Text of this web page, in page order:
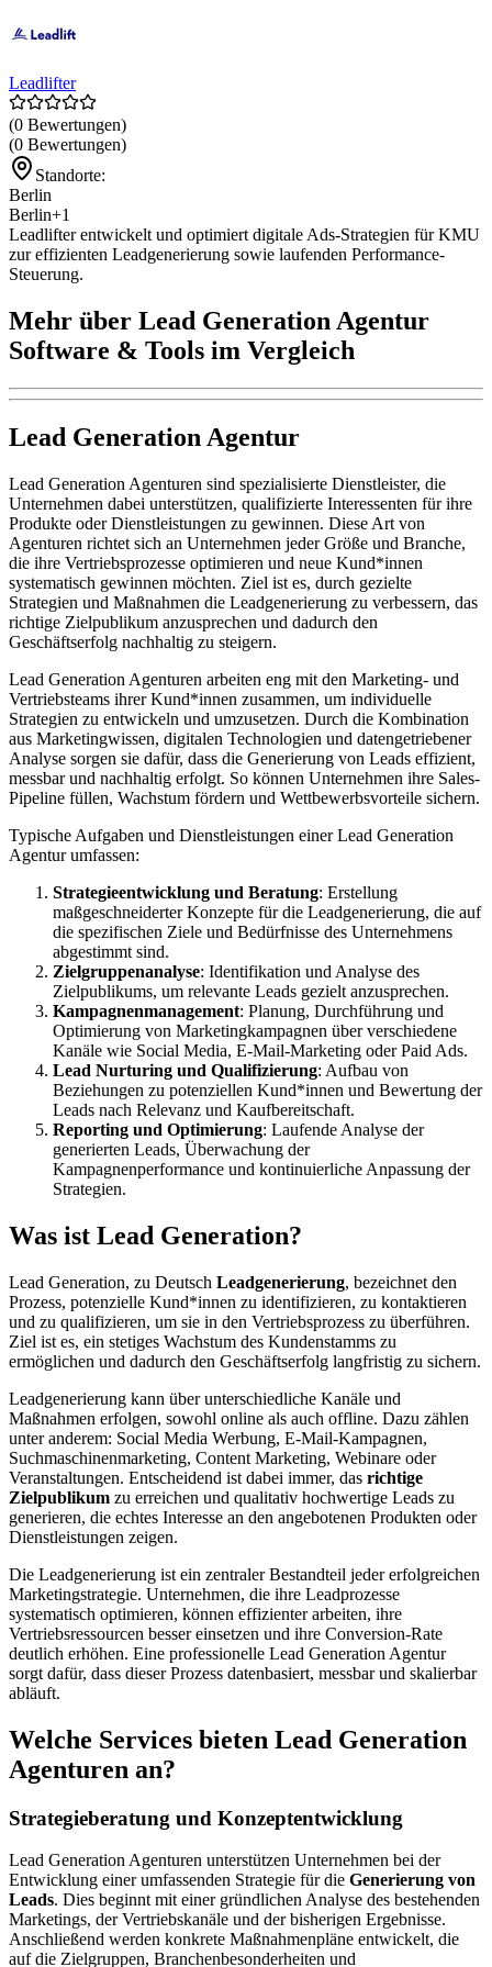
Leadlifter
(0 Bewertungen)
(0 Bewertungen)
Standorte:
Berlin
Berlin+1
Leadlifter entwickelt und optimiert digitale Ads-Strategien für KMU
zur effizienten Leadgenerierung sowie laufenden Performance-
Steuerung.
Mehr über Lead Generation Agentur
Software & Tools im Vergleich
Lead Generation Agentur
Lead Generation Agenturen sind spezialisierte Dienstleister, die
Unternehmen dabei unterstützen, qualifizierte Interessenten für ihre
Produkte oder Dienstleistungen zu gewinnen. Diese Art von
Agenturen richtet sich an Unternehmen jeder Größe und Branche,
die ihre Vertriebsprozesse optimieren und neue Kund*innen
systematisch gewinnen möchten. Ziel ist es, durch gezielte
Strategien und Maßnahmen die Leadgenerierung zu verbessern, das
richtige Zielpublikum anzusprechen und dadurch den
Geschäftserfolg nachhaltig zu steigern.
Lead Generation Agenturen arbeiten eng mit den Marketing- und
Vertriebsteams ihrer Kund*innen zusammen, um individuelle
Strategien zu entwickeln und umzusetzen. Durch die Kombination
aus Marketingwissen, digitalen Technologien und datengetriebener
Analyse sorgen sie dafür, dass die Generierung von Leads effizient,
messbar und nachhaltig erfolgt. So können Unternehmen ihre Sales-
Pipeline füllen, Wachstum fördern und Wettbewerbsvorteile sichern.
Typische Aufgaben und Dienstleistungen einer Lead Generation
Agentur umfassen:
Strategieentwicklung und Beratung: Erstellung
maßgeschneiderter Konzepte für die Leadgenerierung, die auf
die spezifischen Ziele und Bedürfnisse des Unternehmens
abgestimmt sind.
Zielgruppenanalyse: Identifikation und Analyse des
Zielpublikums, um relevante Leads gezielt anzusprechen.
Kampagnenmanagement: Planung, Durchführung und
Optimierung von Marketingkampagnen über verschiedene
Kanäle wie Social Media, E-Mail-Marketing oder Paid Ads.
Lead Nurturing und Qualifizierung: Aufbau von
Beziehungen zu potenziellen Kund*innen und Bewertung der
Leads nach Relevanz und Kaufbereitschaft.
Reporting und Optimierung: Laufende Analyse der
generierten Leads, Überwachung der
Kampagnenperformance und kontinuierliche Anpassung der
Strategien.
Was ist Lead Generation?
Lead Generation, zu Deutsch Leadgenerierung, bezeichnet den
Prozess, potenzielle Kund*innen zu identifizieren, zu kontaktieren
und zu qualifizieren, um sie in den Vertriebsprozess zu überführen.
Ziel ist es, ein stetiges Wachstum des Kundenstamms zu
ermöglichen und dadurch den Geschäftserfolg langfristig zu sichern.
Leadgenerierung kann über unterschiedliche Kanäle und
Maßnahmen erfolgen, sowohl online als auch offline. Dazu zählen
unter anderem: Social Media Werbung, E-Mail-Kampagnen,
Suchmaschinenmarketing, Content Marketing, Webinare oder
Veranstaltungen. Entscheidend ist dabei immer, das richtige
Zielpublikum zu erreichen und qualitativ hochwertige Leads zu
generieren, die echtes Interesse an den angebotenen Produkten oder
Dienstleistungen zeigen.
Die Leadgenerierung ist ein zentraler Bestandteil jeder erfolgreichen
Marketingstrategie. Unternehmen, die ihre Leadprozesse
systematisch optimieren, können effizienter arbeiten, ihre
Vertriebsressourcen besser einsetzen und ihre Conversion-Rate
deutlich erhöhen. Eine professionelle Lead Generation Agentur
sorgt dafür, dass dieser Prozess datenbasiert, messbar und skalierbar
abläuft.
Welche Services bieten Lead Generation
Agenturen an?
Strategieberatung und Konzeptentwicklung
Lead Generation Agenturen unterstützen Unternehmen bei der
Entwicklung einer umfassenden Strategie für die Generierung von
Leads. Dies beginnt mit einer gründlichen Analyse des bestehenden
Marketings, der Vertriebskanäle und der bisherigen Ergebnisse.
Anschließend werden konkrete Maßnahmenpläne entwickelt, die
auf die Zielgruppen, Branchenbesonderheiten und